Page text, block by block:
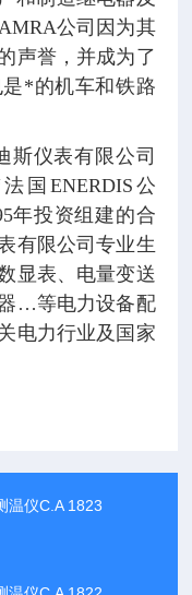
公司因为其
声誉，并成为了
*的机车和铁路
斯仪表有限公司
国ENERDIS公
年投资组建的合
有限公司专业生
显表、电量变送
…等电力设备配
电力行业及国家
温仪C.A 1823